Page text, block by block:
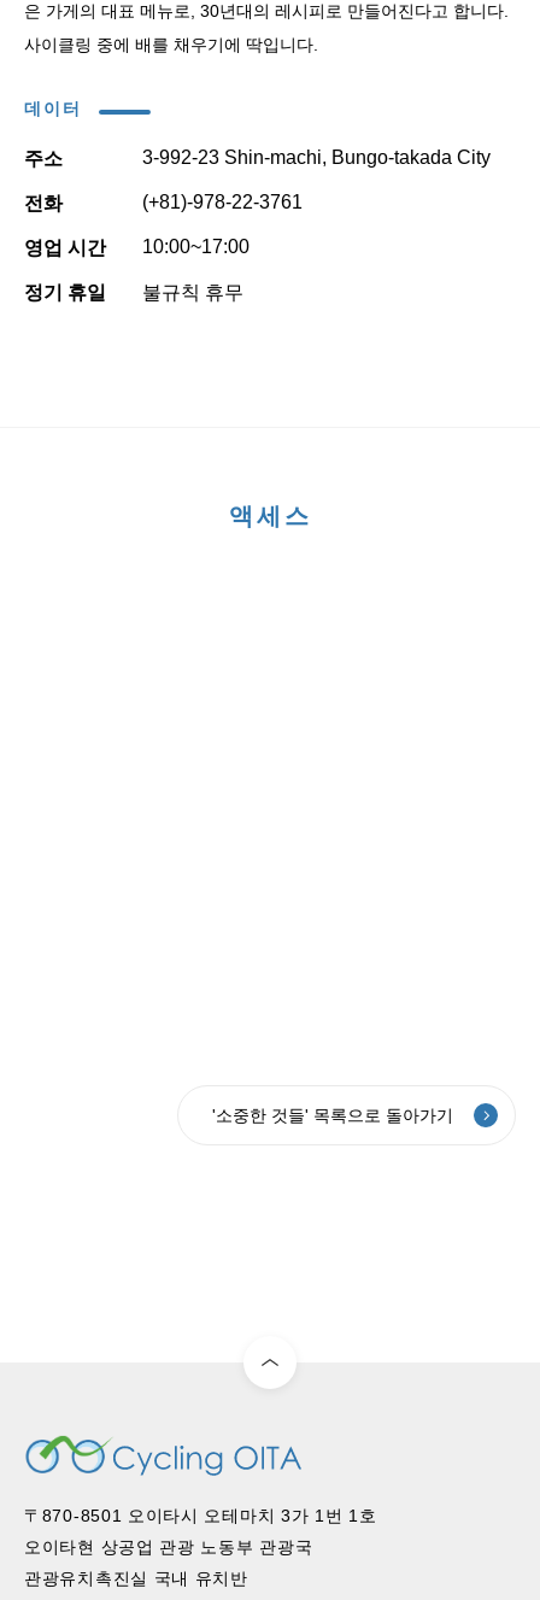
은 가게의 대표 메뉴로, 30년대의 레시피로 만들어진다고 합니다.
사이클링 중에 배를 채우기에 딱입니다.
데이터
주소 3-992-23 Shin-machi, Bungo-takada City
전화 (+81)-978-22-3761
영업 시간 10:00~17:00
정기 휴일 불규칙 휴무
액세스
'소중한 것들' 목록으로 돌아가기
〒870-8501 오이타시 오테마치 3가 1번 1호
오이타현 상공업 관광 노동부 관광국
관광유치촉진실 국내 유치반